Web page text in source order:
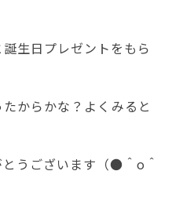
生日プレゼントをもら
からかな？よくみると
うございます（●＾o＾